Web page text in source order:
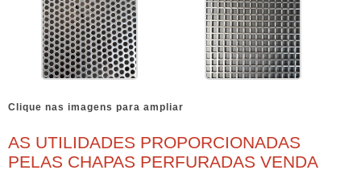
Clique nas imagens para ampliar
AS UTILIDADES PROPORCIONADAS
PELAS CHAPAS PERFURADAS VENDA